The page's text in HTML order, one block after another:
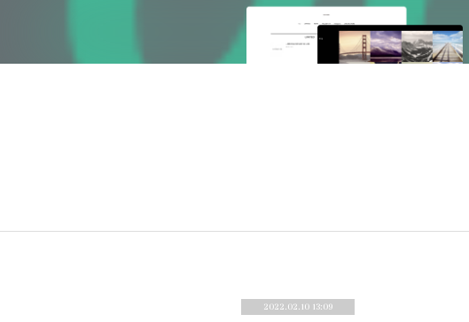
2022.02.10 13:09